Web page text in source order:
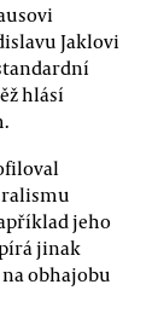
Jaklovi
hlásí
jeho
jinak
obhajobu